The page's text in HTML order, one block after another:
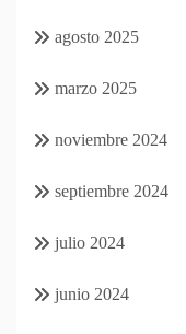
agosto 2025
marzo 2025
noviembre 2024
septiembre 2024
julio 2024
junio 2024